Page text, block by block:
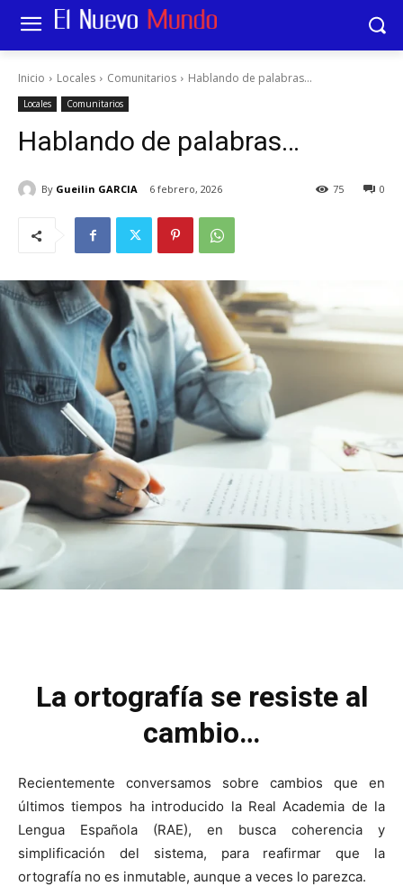
Inicio Locales Comunitarios Hablando de palabras...
Locales Comunitarios
Hablando de palabras…
By Gueilin GARCIA 6 febrero, 2026 0
75
La ortografía se resiste al
cambio…
Recientemente conversamos sobre cambios que en
últimos tiempos ha introducido la Real Academia de la
Lengua Española (RAE), en busca coherencia y
simplificación del sistema, para reafirmar que la
ortografía no es inmutable, aunque a veces lo parezca.